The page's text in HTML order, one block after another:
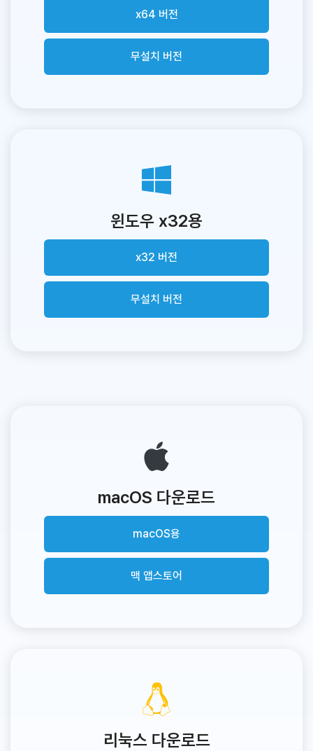
x64 버전
무설치 버전
윈도우 x32용
x32 버전
무설치 버전
macOS 다운로드
macOS용
맥 앱스토어
리눅스 다운로드